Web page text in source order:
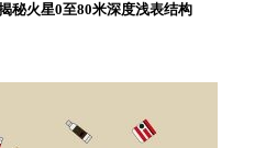
秘火星0至80米深度浅表结构